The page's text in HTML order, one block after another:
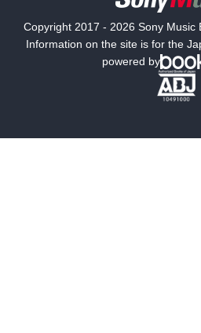
海
ミステリー SF
文
Copyright 2017 - 2026 Sony Music
Information on the site is for the
powered by